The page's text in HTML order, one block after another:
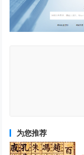
为您推荐